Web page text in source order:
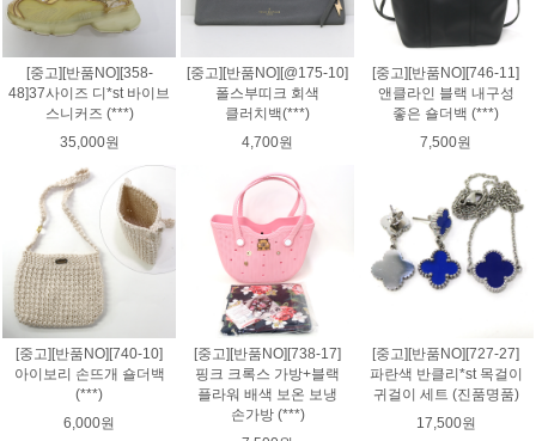
[중고][반품NO][358-
48]37사이즈 디*st 바이브
스니커즈 (***)
35,000원
[중고][반품NO][@175-10]
폴스부띠크 회색
클러치백(***)
4,700원
[중고][반품NO][746-11]
앤클라인 블랙 내구성
좋은 숄더백 (***)
7,500원
[중고][반품NO][740-10]
아이보리 손뜨개 숄더백
(***)
6,000원
[중고][반품NO][738-17]
핑크 크록스 가방+블랙
플라워 배색 보온 보냉
손가방 (***)
[중고][반품NO][727-27]
파란색 반클리*st 목걸이
귀걸이 세트 (진품명품)
17,500원